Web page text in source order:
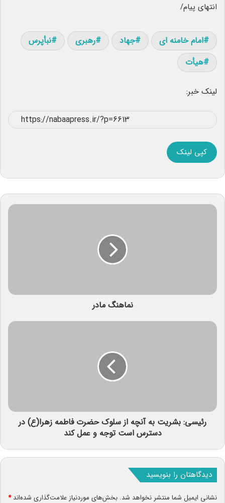
انتهای پیام/
امام خامنه ای جهاد رهبری
نبأپرس
هیأت
لینک خبر:
کپی لینک
نماهنگ مادر
رئیسی: بشریت به آنچه از سلوک حضرت فاطمه زهرا(ع) در
دسترس است توجه و عمل کند
دیدگاهتان را بنویسید
نشانی ایمیل شما منتشر نخواهد شد. بخش‌های موردنیاز علامت‌گذاری شده‌اند*